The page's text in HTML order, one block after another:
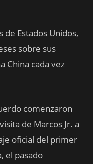
de Estados Unidos,
sobre sus
China cada vez
comenzaron
de Marcos Jr. a
oficial del primer
el pasado